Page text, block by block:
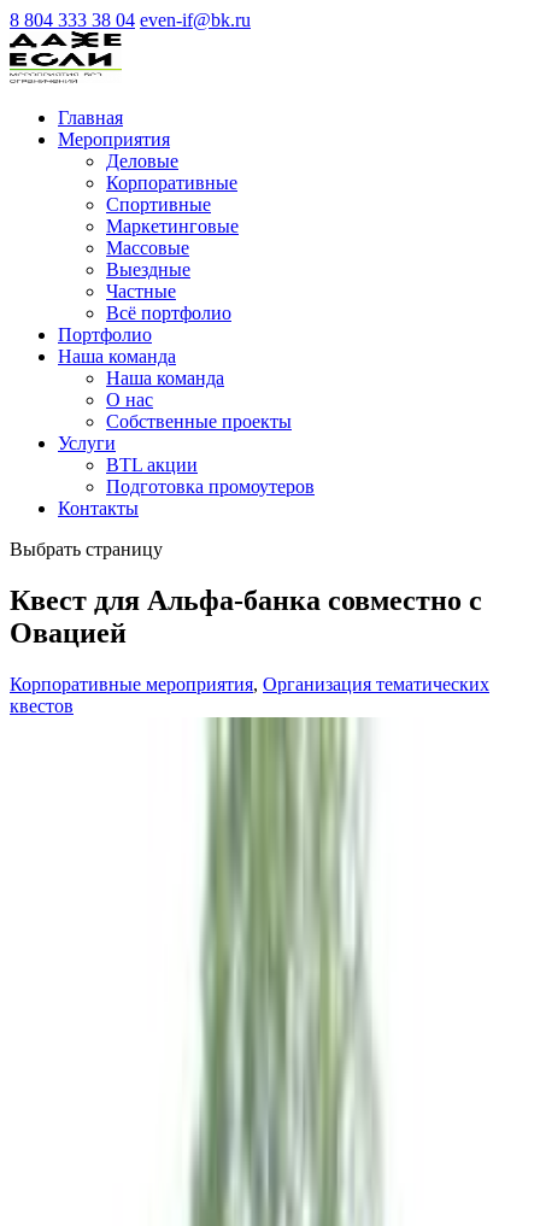
8 804 333 38 04 even-if@bk.ru
Главная
Мероприятия
Деловые
Корпоративные
Спортивные
Маркетинговые
Массовые
Выездные
Частные
Всё портфолио
Портфолио
Наша команда
Наша команда
О нас
Cобственные проекты
Услуги
BTL акции
Подготовка промоутеров
Контакты
Выбрать страницу
Квест для Альфа-банка совместно с
Овацией
Корпоративные мероприятия, Организация тематических
квестов